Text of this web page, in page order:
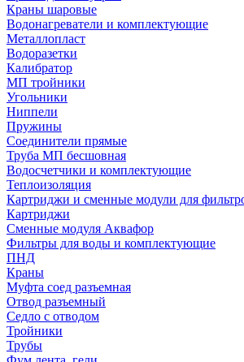
Краны шаровые
Водонагреватели и комплектующие
Металлопласт
Водоразетки
Калибратор
МП тройники
Угольники
Ниппели
Пружины
Соединители прямые
Труба МП бесшовная
Водосчетчики и комплектующие
Теплоизоляция
Картриджи и сменные модули для
Картриджи
Сменные модуля Аквафор
Фильтры для воды и комплектующие
ПНД
Краны
Муфта соед разъемная
Отвод разъемный
Седло с отводом
Тройники
Трубы